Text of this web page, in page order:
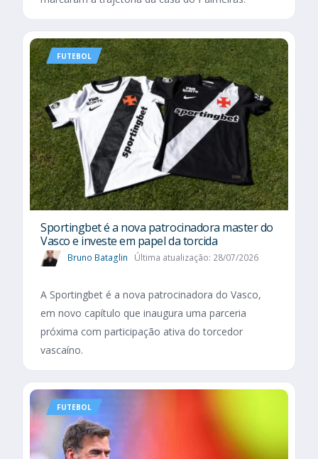
FUTEBOL
Sportingbet é a nova patrocinadora master do
Vasco e investe em papel da torcida
Bruno Bataglin Última atualização: 28/07/2026
A Sportingbet é a nova patrocinadora do Vasco,
em novo capítulo que inaugura uma parceria
próxima com participação ativa do torcedor
vascaíno.
FUTEBOL